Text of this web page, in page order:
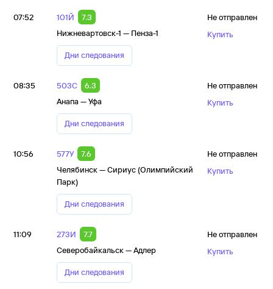
07:52 101Й
7.3
Нижневартовск-1 — Пенза-1
Дни следования
Не отправлен
Купить
08:35 503С
6.3
Анапа — Уфа
Дни следования
Не отправлен
Купить
10:56 577У
7.6
Челябинск — Сириус (Олимпийский
Парк)
Дни следования
Не отправлен
Купить
11:09 273И
7.7
Северобайкальск — Адлер
Дни следования
Не отправлен
Купить